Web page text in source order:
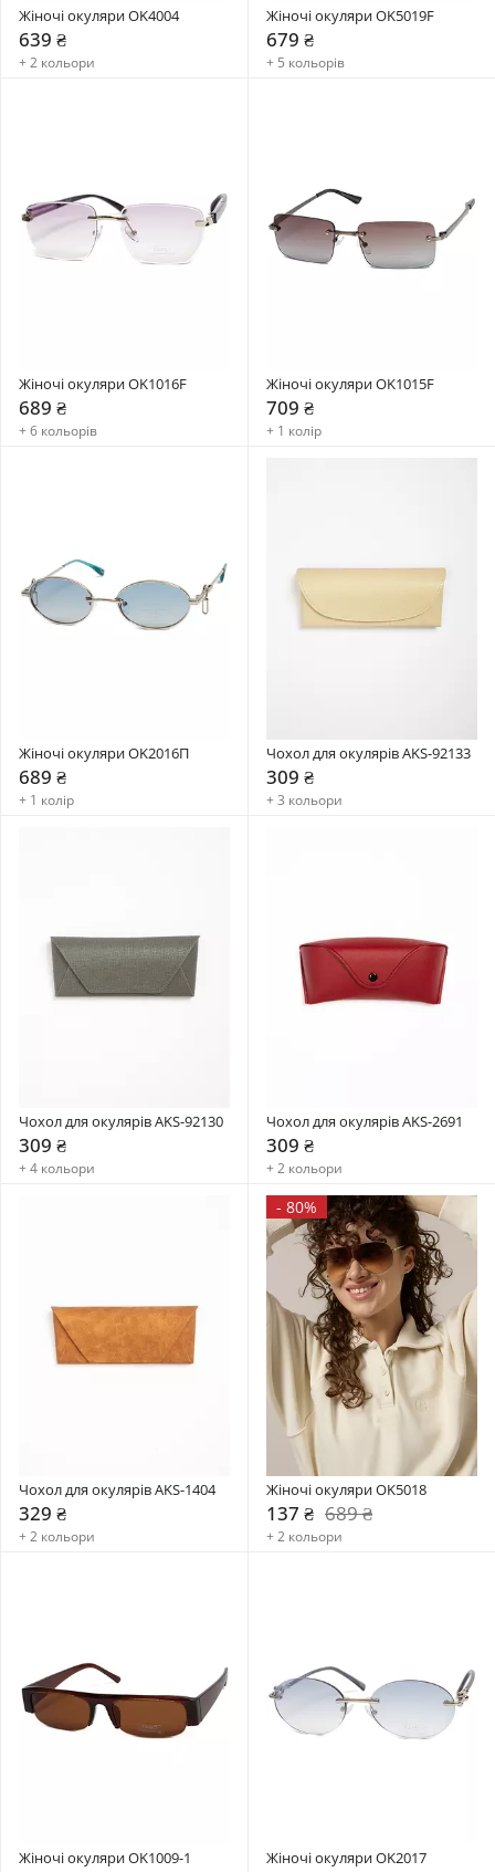
Жіночі окуляри OK4004
639 ₴
+ 2 кольори
Жіночі окуляри OK5019F
679 ₴
+ 5 кольорів
Жіночі окуляри OK1016F
689 ₴
+ 6 кольорів
Жіночі окуляри OK1015F
709 ₴
+ 1 колір
Жіночі окуляри OK2016П
689 ₴
+ 1 колір
Чохол для окулярів AKS-92133
309 ₴
+ 3 кольори
Чохол для окулярів AKS-92130
309 ₴
+ 4 кольори
Чохол для окулярів AKS-2691
309 ₴
+ 2 кольори
Чохол для окулярів AKS-1404
329 ₴
+ 2 кольори
- 80%
Жіночі окуляри OK5018
137 ₴ 689 ₴
+ 2 кольори
Жіночі окуляри OK1009-1 Жіночі окуляри OK2017